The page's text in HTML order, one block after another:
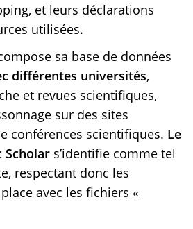
et leurs déclarations
utilisées.
sa base de données
différentes universités,
et revues scientifiques,
sur des sites
conférences scientifiques. Le
Scholar s’identifie comme tel
respectant donc les
avec les fichiers «